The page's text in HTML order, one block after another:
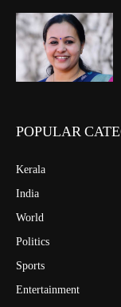
POPULAR
Kerala
India
World
Politics
Sports
Entertainment